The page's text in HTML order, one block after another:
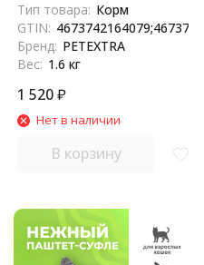
ламистерах - 100 г х 16 шт
Тип товара: Корм
GTIN:
Бренд: PETEXTRA
Вес: 1.6 кг
1 520₽
Нет в наличии
В корзину